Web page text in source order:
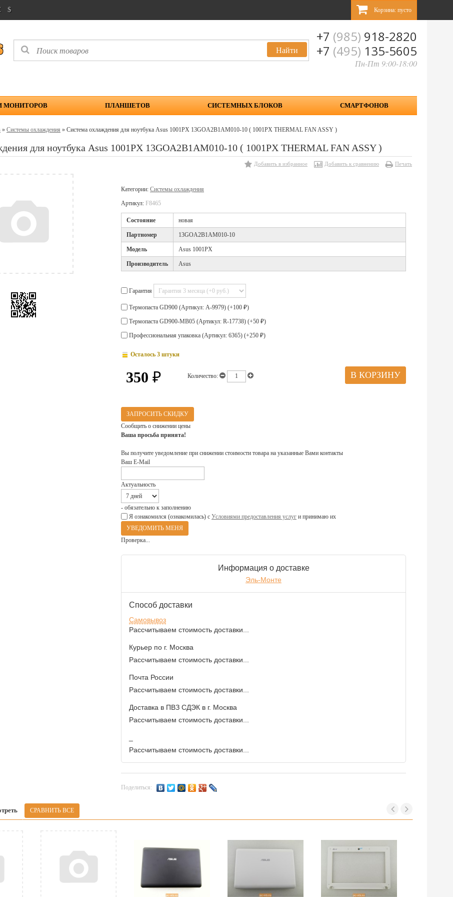
$ Корзина: пусто
+7 (985) 918-2820
+7 (495) 135-5605
Пн-Пт 9:00-18:00
МОНИТОРОВ ПЛАНШЕТОВ СИСТЕМНЫХ БЛОКОВ СМАРТФОНОВ
» Системы охлаждения » Система охлаждения для ноутбука Asus 1001PX 13GOA2B1AM010-10 ( 1001PX THERMAL FAN ASSY )
для ноутбука Asus 1001PX 13GOA2B1AM010-10 ( 1001PX THERMAL FAN ASSY )
Добавить в избранное Добавить к сравнению Печать
Категории: Системы охлаждения
Артикул: F8465
Cостояние новая
Партномер 13GOA2B1AM010-10
Модель Asus 1001PX
Производитель Asus
Гарантия
Термопаста GD900 (Артикул: A-9979) (+100 ₽)
Термопаста GD900-MB05 (Артикул: R-17738) (+50 ₽)
Профессиональная упаковка (Артикул: 6365) (+250 ₽)
Осталось 3 штуки
350 ₽ Количество:
ЗАПРОСИТЬ СКИДКУ
Сообщить о снижении цены
Ваша просьба принята!
Вы получите уведомление при снижении стоимости товара на указанные Вами контакты
Ваш E-Mail
Актуальность
- обязательно к заполнению
Я ознакомился (ознакомилась) с Условиями предоставления услуг и принимаю их
Проверка...
Информация о доставке
Эль-Монте
Способ доставки
Самовывоз
Рассчитываем стоимость доставки...
Курьер по г. Москва
Рассчитываем стоимость доставки...
Почта России
Рассчитываем стоимость доставки...
Доставка в ПВЗ СДЭК в г. Москва
Рассчитываем стоимость доставки...
Рассчитываем стоимость доставки...
Поделиться: